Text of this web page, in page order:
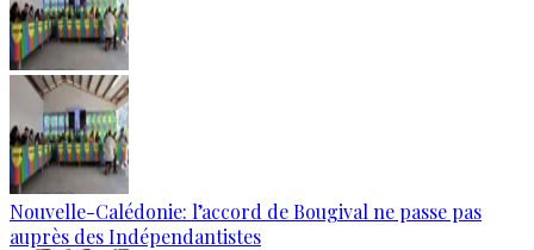
Nouvelle-Calédonie: l’accord de Bougival ne passe pas
auprès des Indépendantistes